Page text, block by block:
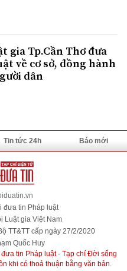
gia Tp.Cần Thơ đưa
về cơ sở, đồng hành
dân
Tin tức 24h Báo mới
đưa tin Pháp luật
Luật gia Việt Nam
TT&TT cấp ngày 27/2/2020
Quốc Huy
tin Pháp luật - Tạp chí Đời sống
khi có thoả thuận bằng văn bản.